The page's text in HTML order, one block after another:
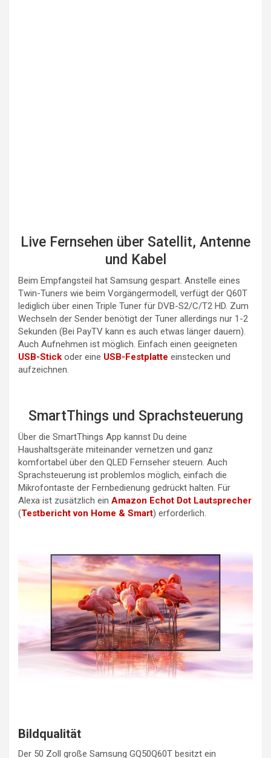
Live Fernsehen über Satellit, Antenne
und Kabel
Beim Empfangsteil hat Samsung gespart. Anstelle eines
Twin-Tuners wie beim Vorgängermodell, verfügt der Q60T
lediglich über einen Triple Tuner für DVB-S2/C/T2 HD. Zum
Wechseln der Sender benötigt der Tuner allerdings nur 1-2
Sekunden (Bei PayTV kann es auch etwas länger dauern).
Auch Aufnehmen ist möglich. Einfach einen geeigneten
USB-Stick oder eine USB-Festplatte einstecken und
aufzeichnen.
SmartThings und Sprachsteuerung
Über die SmartThings App kannst Du deine
Haushaltsgeräte miteinander vernetzen und ganz
komfortabel über den QLED Fernseher steuern. Auch
Sprachsteuerung ist problemlos möglich, einfach die
Mikrofontaste der Fernbedienung gedrückt halten. Für
Alexa ist zusätzlich ein Amazon Echot Dot Lautsprecher
(Testbericht von Home & Smart) erforderlich.
Bildqualität
Der 50 Zoll große Samsung GQ50Q60T besitzt ein